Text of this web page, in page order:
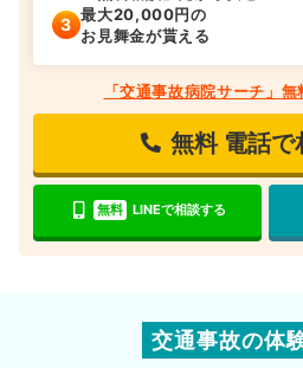
最大20,000円の
お見舞金が貰える
「交通事故病院サーチ」
無料 電話で
無料 LINEで相談する
交通事故の体